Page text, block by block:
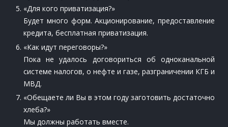
«Для кого приватизация?»
Будет много форм. Акционирование, предоставление
кредита, бесплатная приватизация.
«Как идут переговоры?»
Пока не удалось договориться об одноканальной
системе налогов, о нефте и газе, разграничении КГБ и
МВД.
«Обещаете ли Вы в этом году заготовить достаточно
хлеба?»
Мы должны работать вместе.